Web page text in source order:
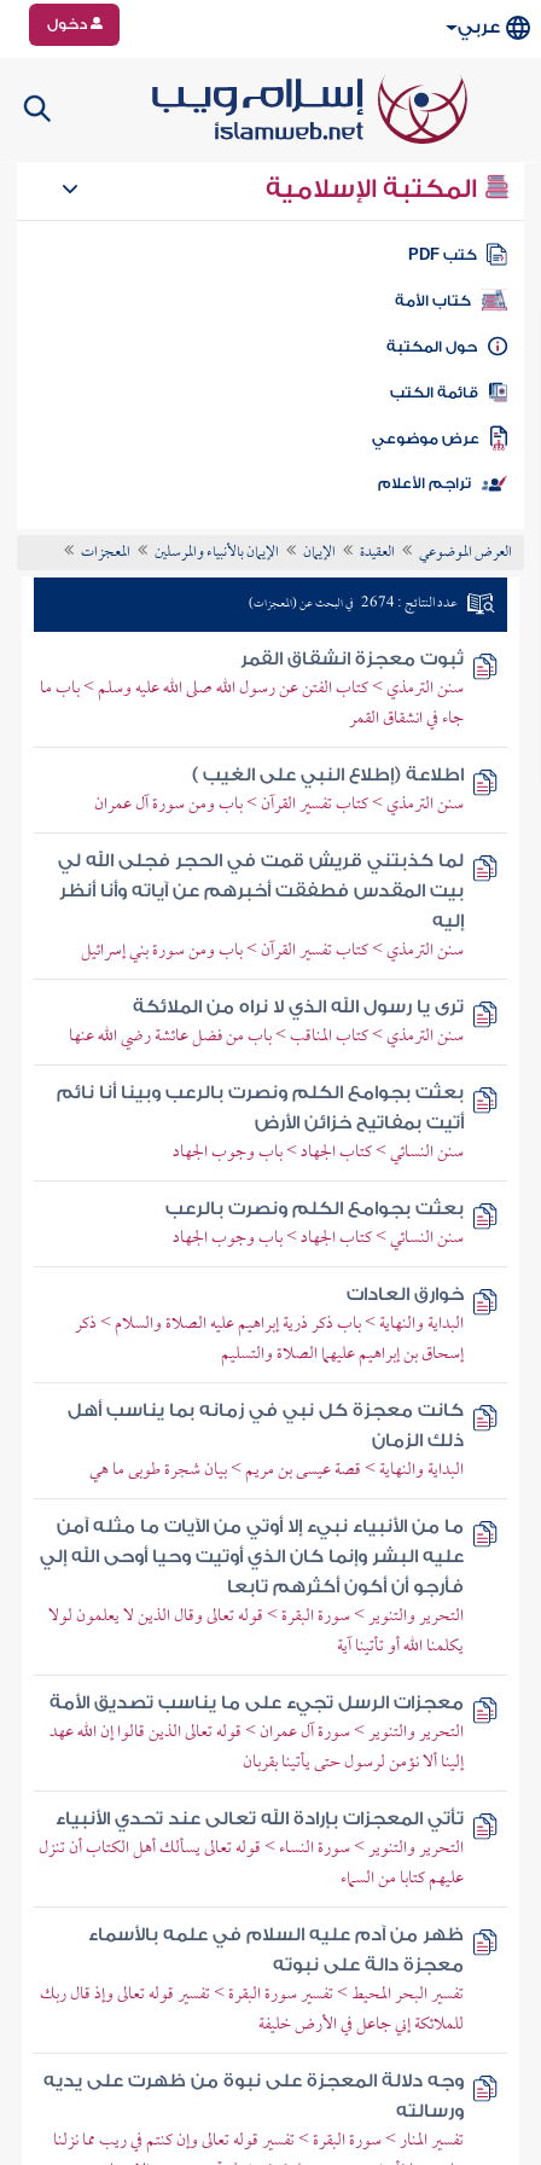
عربي دخول
المكتبة الإسلامية
كتب PDF
كتاب الأمة
المكتبة
الكتب
موضوعي
تراجم الأعلام
العرض الموضوعي العقيدة الإيمان الإيمان بالأنبياء والمرسلين المعجزات
عدد النتائج : 2674 في البحث عن (المعجزات)
ثبوت معجزة انشقاق القمر
سنن الترمذي > كتاب الفتن عن رسول الله صلى الله عليه وسلم > باب ما
جاء في انشقاق القمر
اطلاعة (إطلاع النبي على الغيب )
سنن الترمذي > كتاب تفسير القرآن > باب ومن سورة آل عمران
لما كذبتني قريش قمت في الحجر فجلى الله لي
بيت المقدس فطفقت أخبرهم عن آياته وأنا أنظر
إليه
سنن الترمذي > كتاب تفسير القرآن > باب ومن سورة بني إسرائيل
ترى يا رسول الله الذي لا نراه من الملائكة
سنن الترمذي > كتاب المناقب > باب من فضل عائشة رضي الله عنها
بعثت بجوامع الكلم ونصرت بالرعب وبينا أنا نائم
أتيت بمفاتيح خزائن الأرض
سنن النسائي > كتاب الجهاد > باب وجوب الجهاد
بعثت بجوامع الكلم ونصرت بالرعب
سنن النسائي > كتاب الجهاد > باب وجوب الجهاد
خوارق العادات
البداية والنهاية > باب ذكر ذرية إبراهيم عليه الصلاة والسلام > ذكر
إسحاق بن إبراهيم عليهما الصلاة والتسليم
كانت معجزة كل نبي في زمانه بما يناسب أهل
ذلك الزمان
البداية والنهاية > قصة عيسى بن مريم > بيان شجرة طوبى ما هي
ما من الأنبياء نبيء إلا أوتي من الآيات ما مثله آمن
عليه البشر وإنما كان الذي أوتيت وحيا أوحى الله إلي
فأرجو أن أكون أكثرهم تابعا
التحرير والتنوير > سورة البقرة > قوله تعالى وقال الذين لا يعلمون لولا
يكلمنا الله أو تأتينا آية
معجزات الرسل تجيء على ما يناسب تصديق الأمة
التحرير والتنوير > سورة آل عمران > قوله تعالى الذين قالوا إن الله عهد
إلينا ألا نؤمن لرسول حتى يأتينا بقربان
تأتي المعجزات بإرادة الله تعالى عند تحدي الأنبياء
التحرير والتنوير > سورة النساء > قوله تعالى يسألك أهل الكتاب أن تنزل
عليهم كتابا من السماء
ظهر من آدم عليه السلام في علمه بالأسماء
معجزة دالة على نبوته
تفسير البحر المحيط > تفسير سورة البقرة > تفسير قوله تعالى وإذ قال ربك
للملائكة إني جاعل في الأرض خليفة
وجه دلالة المعجزة على نبوة من ظهرت على يديه
ورسالته
تفسير المنار > سورة البقرة > تفسير قوله تعالى وإن كنتم في ريب مما نزلنا